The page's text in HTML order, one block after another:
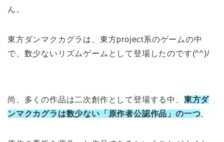
ん。
東方ダンマクカグラは、東方project系のゲームの中
で、数少ないリズムゲームとして登場したのです(^^)/
尚、多くの作品は二次創作として登場する中、 東方ダ
ンマクカグラは数少ない「原作者公認作品」の一つ。